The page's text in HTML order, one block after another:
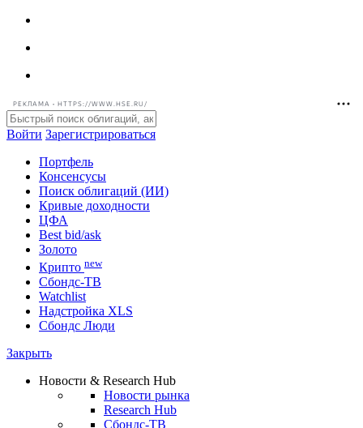
РЕКЛАМА • HTTPS://WWW.HSE.RU/
Войти Зарегистрироваться
Портфель
Консенсусы
Поиск облигаций (ИИ)
Кривые доходности
ЦФА
Best bid/ask
Золото
Крипто new
Watchlist
Сбондс Люди